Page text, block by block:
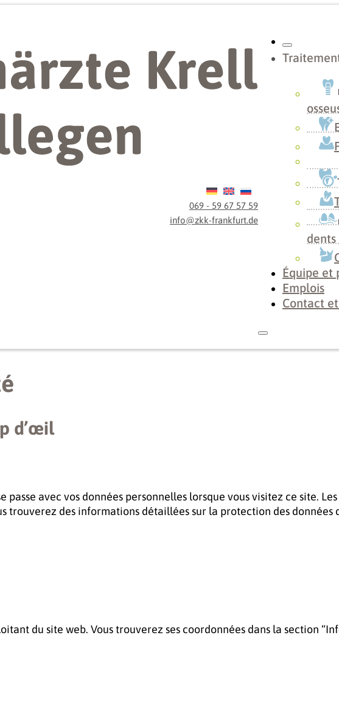
069 - 59 67 57 59
info@zkk-frankfurt.de
dents
Équipe et
Emplois
Contact
d’œil
avec vos données personnelles lorsque vous visitez ce site.
trouverez des informations détaillées sur la protection des
du site web. Vous trouverez ses coordonnées dans la section